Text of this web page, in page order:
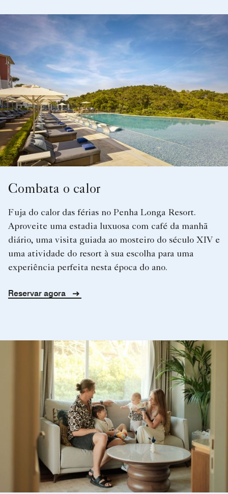
Combata o calor
Fuja do calor das férias no Penha Longa Resort.
Aproveite uma estadia luxuosa com café da manhã
diário, uma visita guiada ao mosteiro do século XIV e
uma atividade do resort à sua escolha para uma
experiência perfeita nesta época do ano.
Reservar agora